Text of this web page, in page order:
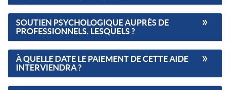
SOUTIEN PSYCHOLOGIQUE AUPRÈS DE
PROFESSIONNELS. LESQUELS ?
À QUELLE DATE LE PAIEMENT DE CETTE AIDE
INTERVIENDRA ?